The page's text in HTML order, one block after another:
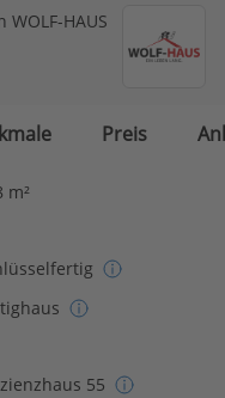
HAUS
Preis
m²
55